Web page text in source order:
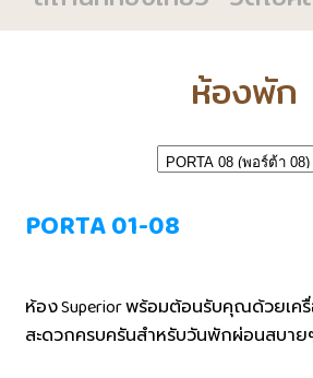
ห้องพัก
PORTA 01-08
ห้อง Superior พร้อมต้อนรับคุณด้วยเค
สะดวกครบครันสำหรับวันพักผ่อนสบา